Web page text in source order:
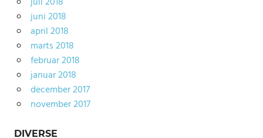
juni 2018
april 2018
marts 2018
februar 2018
januar 2018
december 2017
november 2017
DIVERSE